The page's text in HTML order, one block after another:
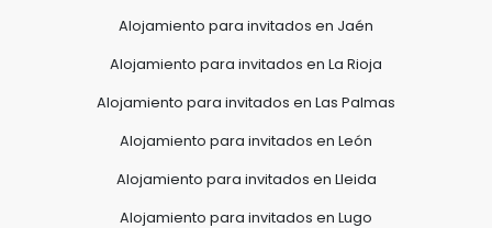
Alojamiento para invitados en Jaén
Alojamiento para invitados en La Rioja
Alojamiento para invitados en Las Palmas
Alojamiento para invitados en León
Alojamiento para invitados en Lleida
Alojamiento para invitados en Lugo